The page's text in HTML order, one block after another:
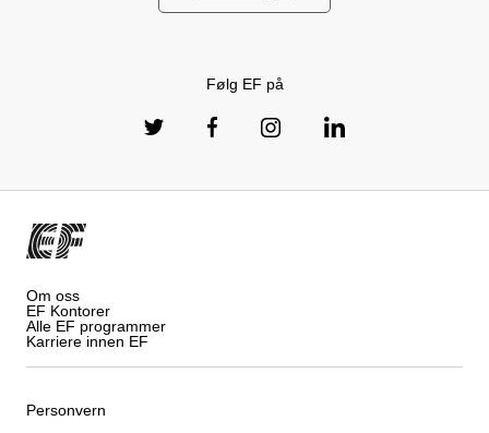
Følg EF på
Om oss
EF Kontorer
Alle EF programmer
Karriere innen EF
Personvern